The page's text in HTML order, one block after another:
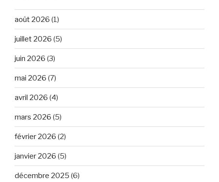
août 2026 (1)
juillet 2026 (5)
juin 2026 (3)
mai 2026 (7)
avril 2026 (4)
mars 2026 (5)
février 2026 (2)
janvier 2026 (5)
décembre 2025 (6)